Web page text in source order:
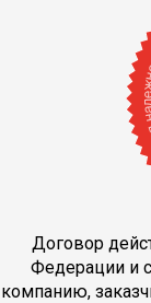
Договор
Федерации и
компанию,